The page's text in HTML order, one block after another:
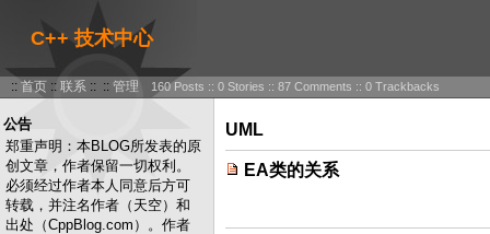
C++ 技术中心
:: 首页 :: 联系 :: :: 管理 160 Posts :: 0 Stories :: 87 Comments :: 0 Trackbacks
公告
郑重声明：本BLOG所发表的原
创文章，作者保留一切权利。
必须经过作者本人同意后方可
转载，并注名作者（天空）和
出处（CppBlog.com）。作者
UML
EA类的关系